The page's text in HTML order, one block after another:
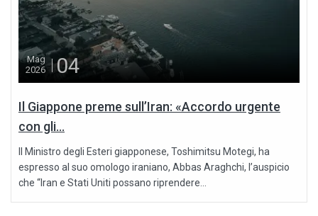
Mag
2026
04
Il Giappone preme sull’Iran: «Accordo urgente
con gli...
Il Ministro degli Esteri giapponese, Toshimitsu Motegi, ha
espresso al suo omologo iraniano, Abbas Araghchi, l’auspicio
che “Iran e Stati Uniti possano riprendere...